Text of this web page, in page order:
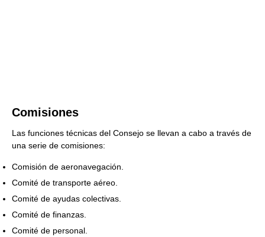
Comisiones
Las funciones técnicas del Consejo se llevan a cabo a través de
una serie de comisiones:
Comisión de aeronavegación.
Comité de transporte aéreo.
Comité de ayudas colectivas.
Comité de finanzas.
Comité de personal.